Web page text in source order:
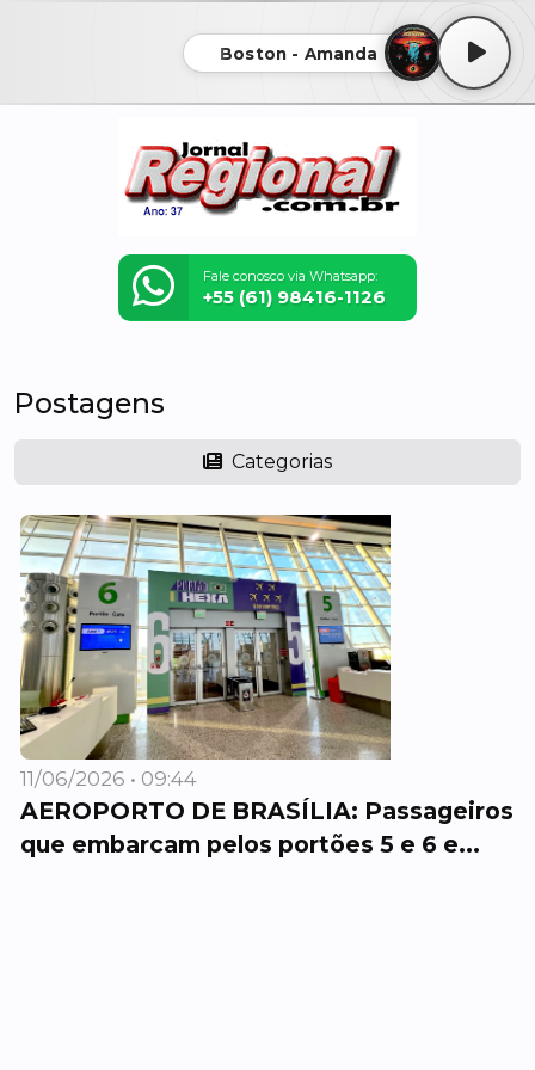
Boston - Amanda
Fale conosco via Whatsapp:
+55 (61) 98416-1126
Postagens
Categorias
11/06/2026 • 09:44
AEROPORTO DE BRASÍLIA: Passageiros
que embarcam pelos portões 5 e 6 e...